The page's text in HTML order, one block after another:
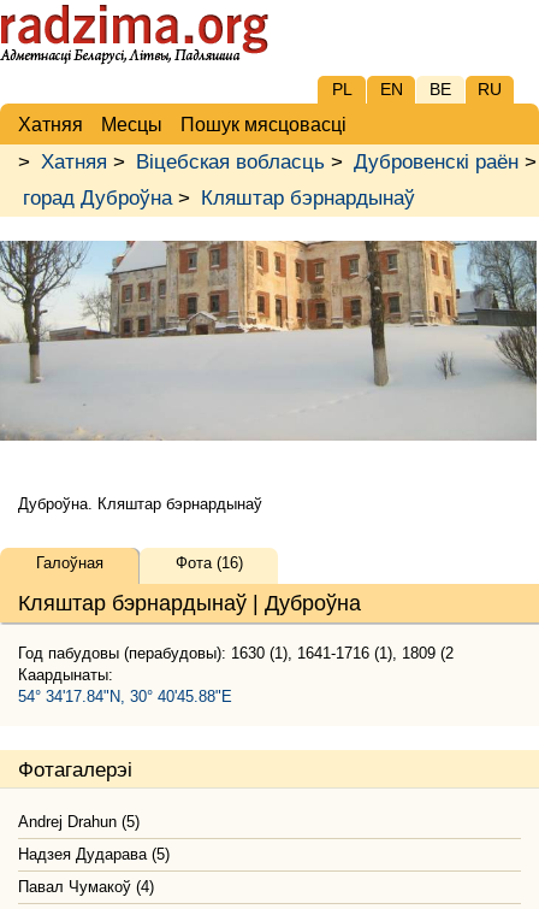
PL EN BE RU
Хатняя Месцы Пошук мясцовасці
> Хатняя > Віцебская вобласць > Дубровенскі раён >
горад Дуброўна> Кляштар бэрнардынаў
Дуброўна. Кляштар бэрнардынаў
Кляштар бэрнардынаў | Дуброўна
Галоўная Фота (16)
Год пабудовы (перабудовы): 1630 (1), 1641-1716 (1), 1809 (2
Каардынаты:
54° 34'17.84"N, 30° 40'45.88"E
Фотагалерэі
Andrej Drahun (5)
Надзея Дударава (5)
Павал Чумакоў (4)